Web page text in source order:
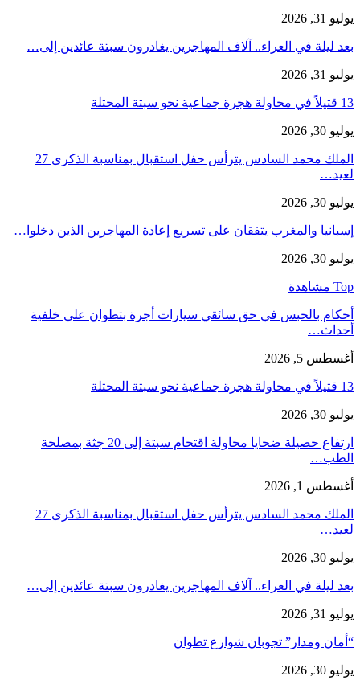
يوليو 31, 2026
بعد ليلة في العراء.. آلاف المهاجرين يغادرون سبتة عائدين إلى…
يوليو 31, 2026
13 قتيلاً في محاولة هجرة جماعية نحو سبتة المحتلة
يوليو 30, 2026
الملك محمد السادس يترأس حفل استقبال بمناسبة الذكرى 27
لعيد…
يوليو 30, 2026
إسبانيا والمغرب يتفقان على تسريع إعادة المهاجرين الذين دخلوا…
يوليو 30, 2026
Top مشاهدة
أحكام بالحبس في حق سائقي سيارات أجرة بتطوان على خلفية
أحداث…
أغسطس 5, 2026
13 قتيلاً في محاولة هجرة جماعية نحو سبتة المحتلة
يوليو 30, 2026
ارتفاع حصيلة ضحايا محاولة اقتحام سبتة إلى 20 جثة بمصلحة
الطب…
أغسطس 1, 2026
الملك محمد السادس يترأس حفل استقبال بمناسبة الذكرى 27
لعيد…
يوليو 30, 2026
بعد ليلة في العراء.. آلاف المهاجرين يغادرون سبتة عائدين إلى…
يوليو 31, 2026
“أمان ومدار” تجوبان شوارع تطوان
يوليو 30, 2026